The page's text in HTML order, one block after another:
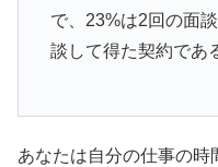
で、23%は2回の面
談して得た契約であ
あなたは自分の仕事の時